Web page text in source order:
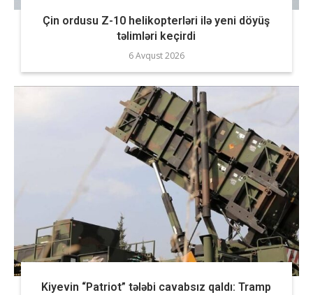
Çin ordusu Z-10 helikopterləri ilə yeni döyüş
təlimləri keçirdi
6 Avqust 2026
Kiyevin “Patriot” tələbi cavabsız qaldı: Tramp